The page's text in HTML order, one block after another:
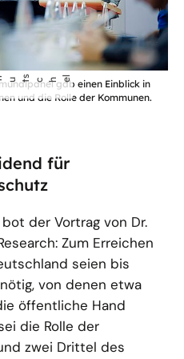
l
gab einen Einblick in
und die Rolle der Kommunen.
für
der Vortrag von Dr.
Zum Erreichen
seien bis
von denen etwa
öffentliche Hand
die Rolle der
zwei Drittel des